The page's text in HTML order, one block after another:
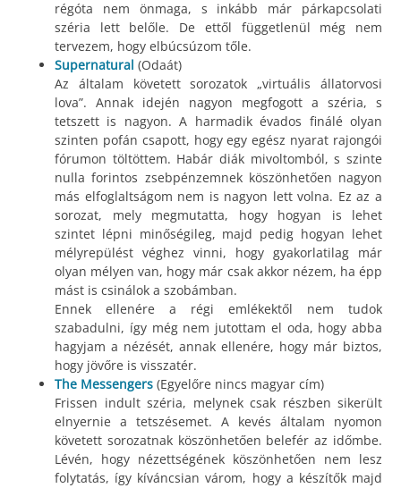
régóta nem önmaga, s inkább már párkapcsolati
széria lett belőle. De ettől függetlenül még nem
tervezem, hogy elbúcsúzom tőle.
Supernatural (Odaát)
Az általam követett sorozatok „virtuális állatorvosi
lova”. Annak idején nagyon megfogott a széria, s
tetszett is nagyon. A harmadik évados finálé olyan
szinten pofán csapott, hogy egy egész nyarat rajongói
fórumon töltöttem. Habár diák mivoltomból, s szinte
nulla forintos zsebpénzemnek köszönhetően nagyon
más elfoglaltságom nem is nagyon lett volna. Ez az a
sorozat, mely megmutatta, hogy hogyan is lehet
szintet lépni minőségileg, majd pedig hogyan lehet
mélyrepülést véghez vinni, hogy gyakorlatilag már
olyan mélyen van, hogy már csak akkor nézem, ha épp
mást is csinálok a szobámban.
Ennek ellenére a régi emlékektől nem tudok
szabadulni, így még nem jutottam el oda, hogy abba
hagyjam a nézését, annak ellenére, hogy már biztos,
hogy jövőre is visszatér.
The Messengers (Egyelőre nincs magyar cím)
Frissen indult széria, melynek csak részben sikerült
elnyernie a tetszésemet. A kevés általam nyomon
követett sorozatnak köszönhetően belefér az időmbe.
Lévén, hogy nézettségének köszönhetően nem lesz
folytatás, így kíváncsian várom, hogy a készítők majd